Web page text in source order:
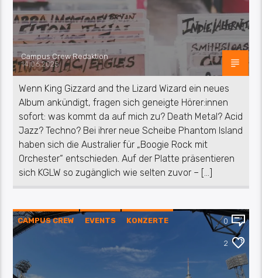
Campus Crew Redaktion
14.06.2025
Wenn King Gizzard and the Lizard Wizard ein neues
Album ankündigt, fragen sich geneigte Hörer:innen
sofort: was kommt da auf mich zu? Death Metal? Acid
Jazz? Techno? Bei ihrer neue Scheibe Phantom Island
haben sich die Australier für „Boogie Rock mit
Orchester“ entschieden. Auf der Platte präsentieren
sich KGLW so zugänglich wie selten zuvor – […]
CAMPUS CREW EVENTS KONZERTE 0
2